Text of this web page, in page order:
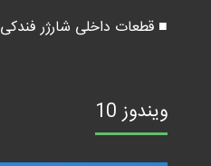
■ قطعات داخلی شارژر فندکی
ویندوز 10